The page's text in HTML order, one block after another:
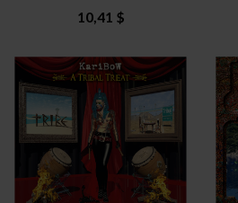
10,41 $